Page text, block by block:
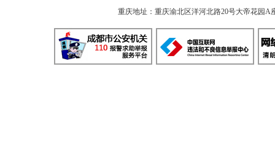
重庆地址：重庆渝北区洋河北路20号大帝花园A